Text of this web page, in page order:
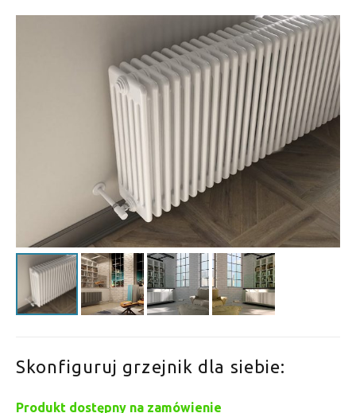
Skonfiguruj grzejnik dla siebie:
Produkt dostępny na zamówienie